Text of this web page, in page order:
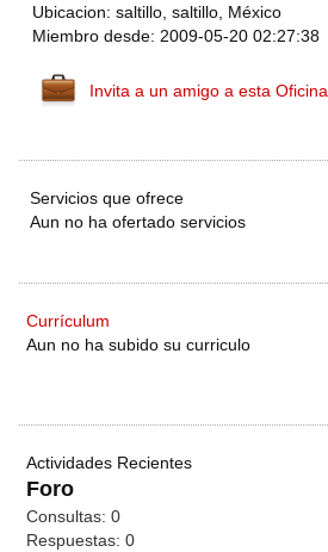
Ubicacion: saltillo, saltillo, México
Miembro desde: 2009-05-20 02:27:38
Invita a un amigo a esta Oficina
Servicios que ofrece
Aun no ha ofertado servicios
Currículum
Aun no ha subido su curriculo
Actividades Recientes
Foro
Consultas: 0
Respuestas: 0